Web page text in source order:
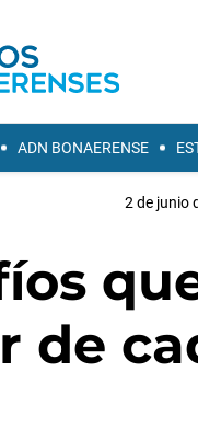
ADN BONAERENSE
2 de junio
de